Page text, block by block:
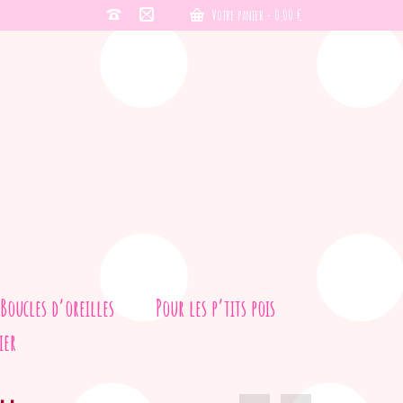
Votre panier - 0,00 €
Boucles d’oreilles
Pour les p’tits pois